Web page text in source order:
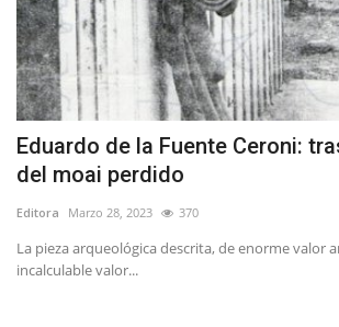
Tribunales
Deporte
Política
Espectáculos
Eduardo de la Fuente Ceroni:
del moai perdido
Editora Marzo 28, 2023 370
La pieza arqueológica descrita, de enorme valor
incalculable valor...